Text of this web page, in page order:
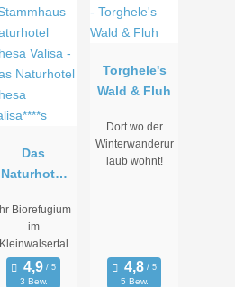
Das
Naturhotel
Valisa****s
Ihr Biorefugium
im
Kleinwalsertal
3 Bew.
Torghele's
Wald & Fluh
Dort wo der
Winterwanderur
laub wohnt!
5 Bew.